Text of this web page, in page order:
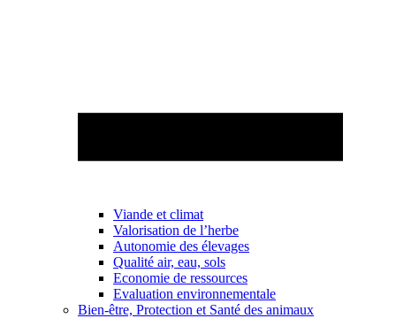
Viande et climat
Valorisation de l’herbe
Autonomie des élevages
Qualité air, eau, sols
Economie de ressources
Evaluation environnementale
Bien-être, Protection et Santé des animaux